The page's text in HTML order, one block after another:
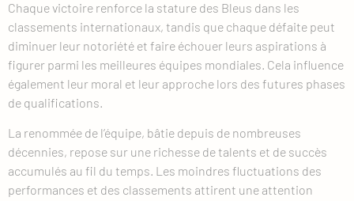
Chaque victoire renforce la stature des Bleus dans les
classements internationaux, tandis que chaque défaite peut
diminuer leur notoriété et faire échouer leurs aspirations à
figurer parmi les meilleures équipes mondiales. Cela influence
également leur moral et leur approche lors des futures phases
de qualifications.
La renommée de l’équipe, bâtie depuis de nombreuses
décennies, repose sur une richesse de talents et de succès
accumulés au fil du temps. Les moindres fluctuations des
performances et des classements attirent une attention